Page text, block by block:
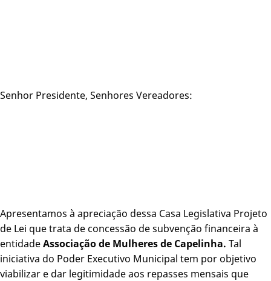
Senhor Presidente, Senhores Vereadores:
Apresentamos à apreciação dessa Casa Legislativa Projeto
de Lei que trata de concessão de subvenção financeira à
entidadeAssociação de Mulheres de Capelinha. Tal
iniciativa do Poder Executivo Municipal tem por objetivo
viabilizar e dar legitimidade aos repasses mensais que